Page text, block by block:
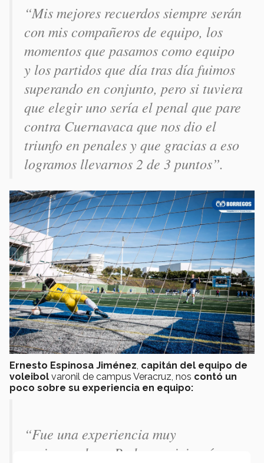
“Mis mejores recuerdos siempre serán
con mis compañeros de equipo, los
momentos que pasamos como equipo
y los partidos que día tras día fuimos
superando en conjunto, pero si tuviera
que elegir uno sería el penal que pare
contra Cuernavaca que nos dio el
triunfo en penales y que gracias a eso
logramos llevarnos 2 de 3 puntos”.
Ernesto Espinosa Jiménez, capitán del equipo de
voleibol varonil de campus Veracruz, nos contó un
poco sobre su experiencia en equipo:
“Fue una experiencia muy
enriquecedora. Pude convivir más